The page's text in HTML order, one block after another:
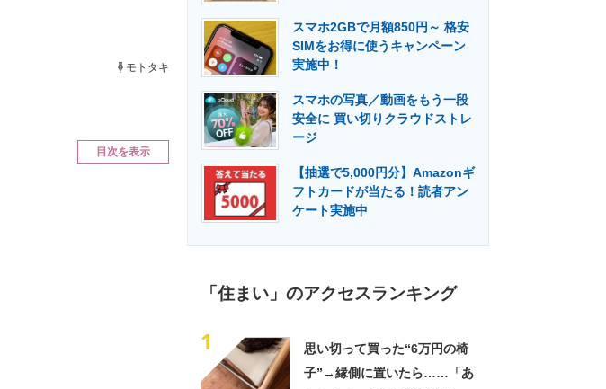
エネルギーの専門メディア 建設×テクノロジーの最前線
モトタキ
目次を表示
スマホ2GBで月額850円～ 格安
SIMをお得に使うキャンペーン
実施中！
スマホの写真／動画をもう一段
安全に 買い切りクラウドストレ
ージ
【抽選で5,000円分】Amazonギ
フトカードが当たる！読者アン
ケート実施中
「住まい」のアクセスランキング
1
思い切って買った“6万円の椅
子”→縁側に置いたら……「あ